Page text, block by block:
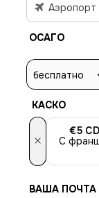
Аэропорт
ОСАГО
бесплатно
КАСКО
×
€5
С
ВАША ПОЧТА